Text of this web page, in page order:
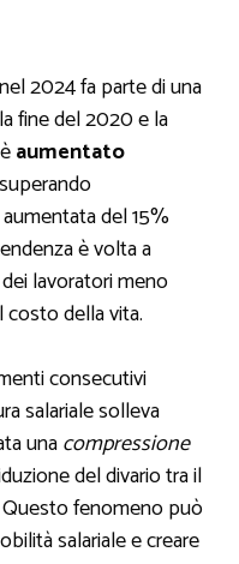
2024 fa parte di una
fine del 2020 e la
aumentato
del 15%
è volta a
lavoratori meno
costo della vita.
consecutivi
salariale solleva
unacompressione
del divario tra il
Questo fenomeno può
salariale e creare